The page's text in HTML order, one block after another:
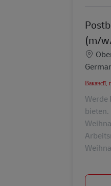
(m/
Вакансії,
Werde